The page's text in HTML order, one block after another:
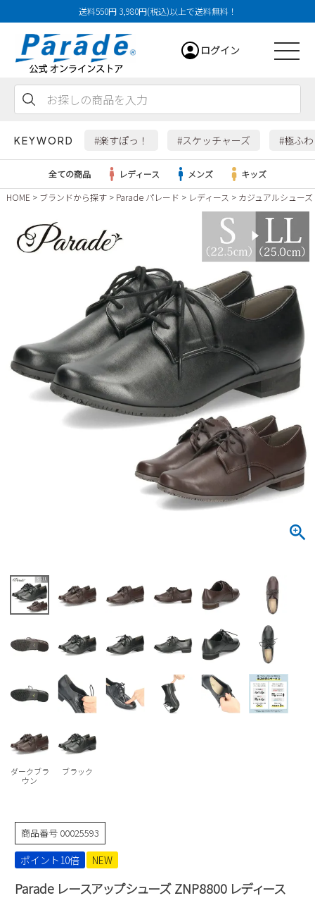
送料550円 3,980円(税込)以上で送料無料！
ログイン
KEYWORD #楽すぽっ！ #スケッチャーズ #極ふ
レディース
すべての商品
レインシューズ
パンプス
スニーカー
ウェア
Parade
SKECHERS
new balance
puma
すべての商品
サンダル
レインシューズ
ビジネス・ドレスシューズ
ワークシューズ
ブーツ
ウェア
Parade
SKECHERS
GAP
EDWIN
new balance
すべての商品
サンダル
ブーツ
Parade
SKECHERS
new balance
asics
NEW
キッズSALE
ボディバッグ
ハンドバッグ
トートバッグ
ショルダーバッグ
財布
すべての商品
ケア用品
雑貨
ご利用ガイド
会員サービス
お問い合わせ
メルマガ購買
営業日カレンダー
全ての商品 レディース メンズ
キッズ
HOME
ブランドから探す Parade パレード レディース カジュアルシューズ
ダークブラ
ウン
ブラック
商品番号 00025593
ポイント10倍 NEW
Parade レースアップシューズ ZNP8800 レディース